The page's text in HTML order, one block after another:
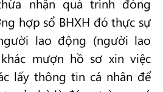
nhận quá trình đóng
hợp sổ BHXH đó thực sự
lao động (người lao
mượn hồ sơ xin việc
lấy thông tin cá nhân để